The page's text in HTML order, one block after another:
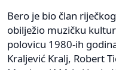
Bero je bio član
obilježio muzičku
polovicu 1980-ih
Kraljević Kralj, Robert